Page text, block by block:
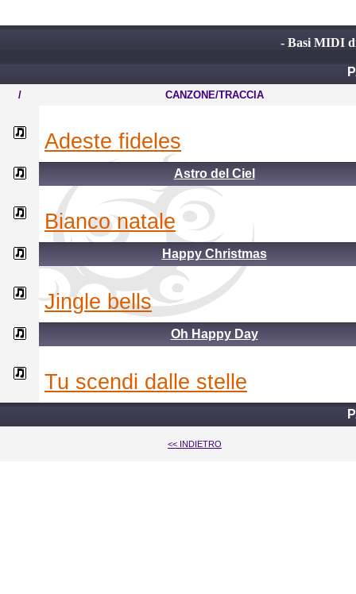
- Basi MIDI
/ CANZONE/TRACCIA
adeste fideles
Astro del Ciel
bianco natale
Happy Christmas
jingle bells
Oh Happy Day
tu scendi dalle stelle
<< INDIETRO